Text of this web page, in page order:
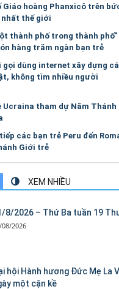
Giáo hoàng Phanxicô trên
thế giới
thành phố trong thành phố”
hàng trăm ngàn bạn trẻ
gọi dùng internet xây dựng
không tìm nhiều người
Ucraina tham dự Năm Thánh
các bạn trẻ Peru đến
Giới trẻ
XEM NHIỀU
8/2026 – Thứ Ba tuần 19
08/2026
hội Hành hương Đức Mẹ La
một cận kề